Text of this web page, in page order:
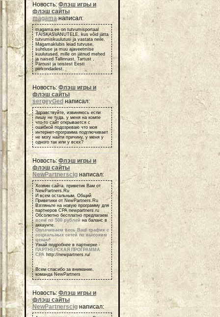
Новость:Флэш игры и
флэш сайты
magamaнаписал:
magama.ee on tutvumisportaal
TÄISKASVANUTELE, kus võid jätta
tutvumiskuulutusi ja vastata neile.
Magamaklubis leiad tutvuse,
suhtluse ja muu ajaveetmise
kuulutused, mille on jätnud mehed
ja naised Tallinnast, Tartust ,
Pärnust ja teistest Eesti
piirkondadest.
Новость: Флэш игры и
флэш сайты
sergeyGedнаписал:
Здравствуйте, извиняюсь если
пишу не туда, у меня на компе
что-то сайт открывается с
ошибкой подозреваю что моя
интернет-программа подглючивает
не могу найти причину, у меня у
одного так или у всех?
Новость: Флэш игры и
флэш сайты
NewPartnerscig написал:
Хозяин сайта, приветик Вам от
NewPartners.Ru
И всем остальным, Общий
Приветики от NewPartners.Ru
Взгляньте на новую программу для
партнеров СРА newpartners.ru
Обсолютно бесплатно предлагаем
всем по 500 рублей на баланс в
аккаунте.
Оплачиваем весь Ваш трафик с
социальных сетей по высоким
ценам!
Узнай подробнее в партнерке -
ПАРТНЕРСКАЯ ПРОГРАММА
СРА http://newpartners.ru/
Всем спасибо за внимание,
команда NewPartners
Новость: Флэш игры и
флэш сайты
NewPartnerscigнаписал: